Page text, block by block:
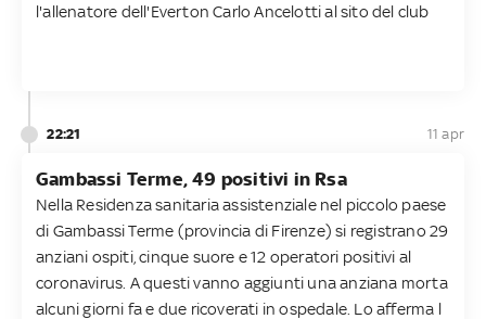
l'allenatore dell'Everton Carlo Ancelotti al sito del club
22:21 11 apr
Gambassi Terme, 49 positivi in Rsa
Nella Residenza sanitaria assistenziale nel piccolo paese
di Gambassi Terme (provincia di Firenze) si registrano 29
anziani ospiti, cinque suore e 12 operatori positivi al
coronavirus. A questi vanno aggiunti una anziana morta
alcuni giorni fa e due ricoverati in ospedale. Lo afferma l